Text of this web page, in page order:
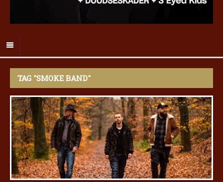
TAG "SMOKE BAND"